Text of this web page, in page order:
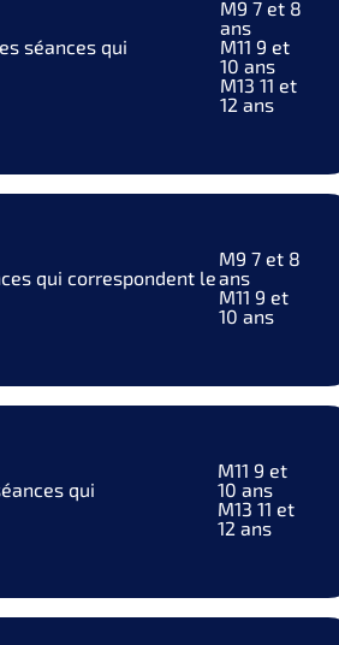
séances qui
M9 7 et 8
ans
M11 9 et
10 ans
M13 11 et
12 ans
qui correspondent le
M9 7 et 8
ans
M11 9 et
10 ans
qui
M11 9 et
10 ans
M13 11 et
12 ans